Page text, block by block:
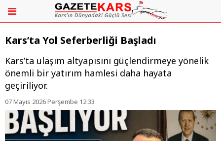
Kars’ta Yol Seferberliği Başladı
Kars’ta ulaşım altyapısını güçlendirmeye yönelik
önemli bir yatırım hamlesi daha hayata
geçiriliyor.
07 Mayıs 2026 Perşembe 12:33